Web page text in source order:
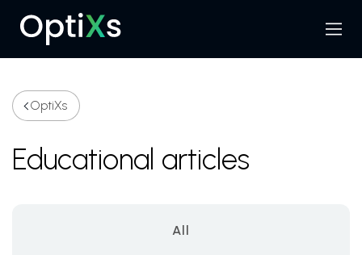
Search
Menu
OptiXs
Educational articles
All